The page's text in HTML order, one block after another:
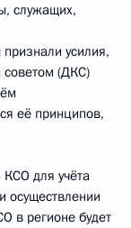
служащих,
усилия,
советом (ДКС)
её принципов,
для учёта
осуществлении
в регионе будет